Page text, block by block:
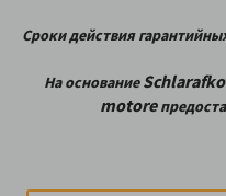
Сроки действия
Наоснование
motore